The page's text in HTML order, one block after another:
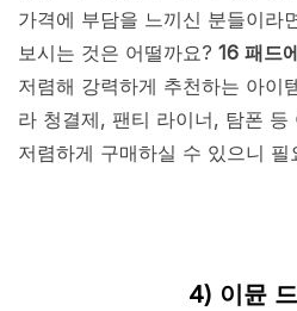
가격에 부담을 느끼신 분들이라
보시는 것은 어떨까요? 16 패드
저렴해 강력하게 추천하는 아이
라 청결제, 팬티 라이너, 탐폰 등
저렴하게 구매하실 수 있으니
4) 이뮨